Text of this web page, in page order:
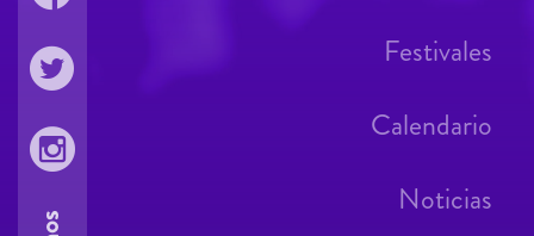
Festivales
Calendario
Noticias